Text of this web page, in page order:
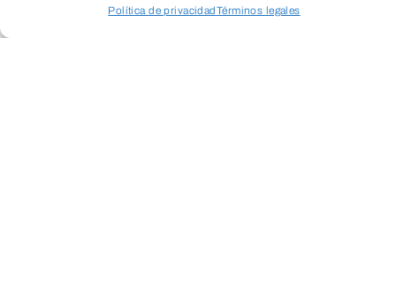
Política de privacidadTérminos legales